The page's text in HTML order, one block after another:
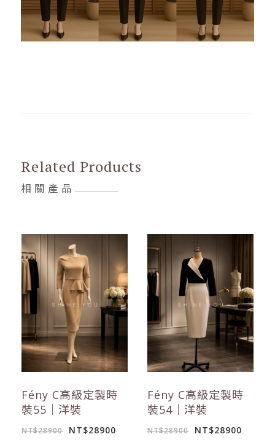
Related Products
相關產品
Fény C高級定製時
裝55｜洋裝
NT$28900 NT$28900
Fény C高級定製時
裝54｜洋裝
NT$28900 NT$28900